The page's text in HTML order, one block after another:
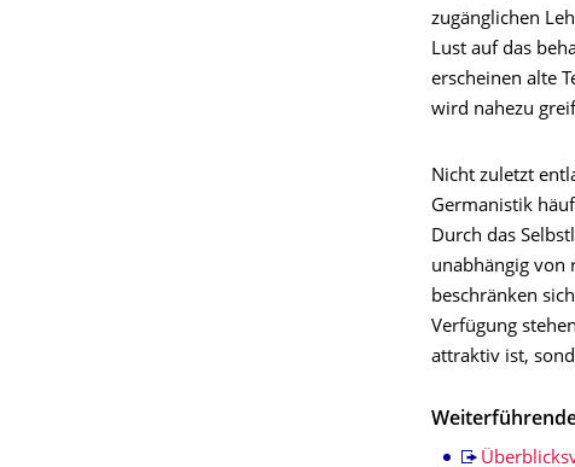
zugänglichen
Lust auf das
erscheinen alte
wird nahezu
Nicht zuletzt
Germanistik
Durch das
unabhängig von
beschränken
Verfügung
attraktiv ist,